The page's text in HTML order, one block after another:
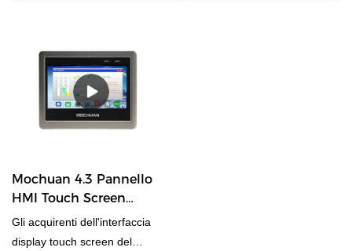
Mochuan 4.3 Pannello
HMI Touch Screen
Modulo Tft a colori
Interfaccia Rtu Tcp/ip
Gli acquirenti dell'interfaccia
display touch screen del